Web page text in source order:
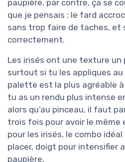
paupière, par contre, ça se
que je pensais : le fard
sans trop faire de taches, et
correctement.
Les irisés ont une texture un
surtout si tu les appliques au
palette est la plus agréable
tu as un rendu plus intense
alors qu’au pinceau, il faut
trois fois pour avoir le même
pour les irisés, le combo idéal
placer, doigt pour intensifier
paupière.